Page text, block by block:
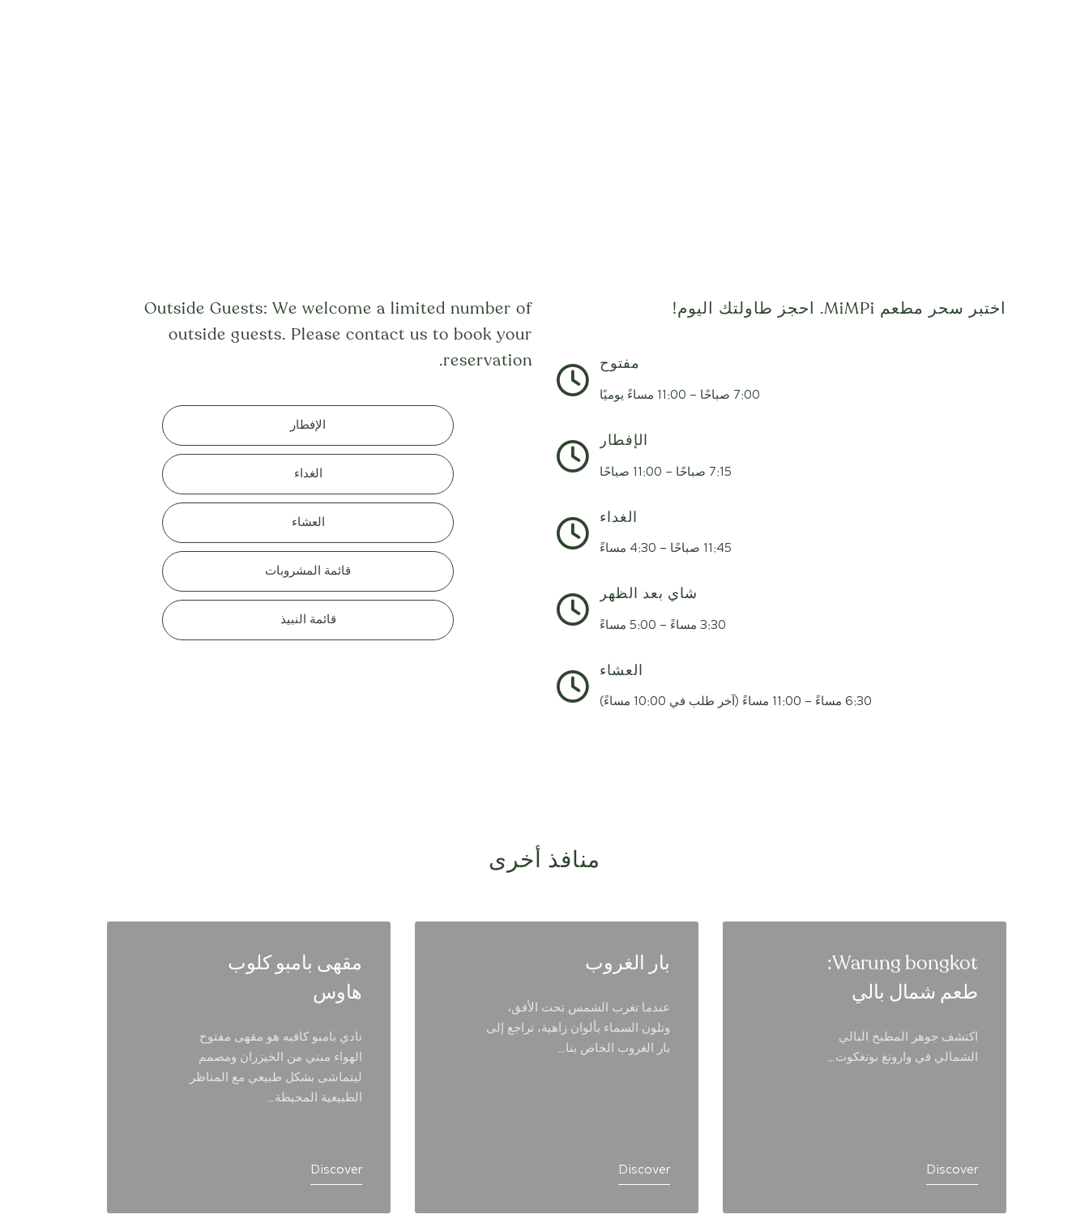
اختبر سحر مطعم MiMPi. احجز طاولتك اليوم!
مفتوح
7:00 صباحًا – 11:00 مساءً يوميًا
الإفطار
7:15 صباحًا – 11:00 صباحًا
الغداء
11:45 صباحًا – 4:30 مساءً
شاي بعد الظهر
3:30 مساءً – 5:00 مساءً
العشاء
6:30 مساءً – 11:00 مساءً (آخر طلب في 10:00 مساءً)
Outside Guests: We welcome a limited number of
outside guests. Please contact us to book your
reservation.
الإفطار
الغداء
العشاء
قائمة المشروبات
قائمة النبيذ
منافذ أخرى
Warung bongkot:
طعم شمال بالي
اكتشف جوهر المطبخ البالي
الشمالي في وارونغ بونغكوت…
Discover
بار الغروب
عندما تغرب الشمس تحت الأفق،
وتلون السماء بألوان زاهية، تراجع إلى
بار الغروب الخاص بنا…
Discover
مقهى بامبو كلوب
هاوس
نادي بامبو كافيه هو مقهى مفتوح
الهواء مبني من الخيزران ومصمم
ليتماشى بشكل طبيعي مع المناظر
الطبيعية المحيطة…
Discover